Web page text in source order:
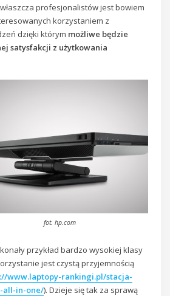
profesjonalistów jest bowiem
korzystaniem z
dzięki którym możliwe będzie
satysfakcji z użytkowania
fot. hp.com
przykład bardzo wysokiej klasy
jest czystą przyjemnością
www.laptopy-rankingi.pl/stacja-
all-in-one/). Dzieje się tak za sprawą